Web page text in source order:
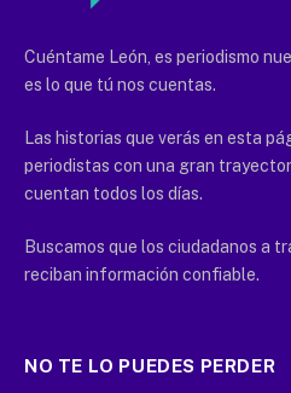
Cuéntame León, es periodismo
es lo que tú nos cuentas.
Las historias que verás en esta
periodistas con una gran
cuentan todos los días.
Buscamos que los ciudadanos a
reciban información confiable.
NO TE LO PUEDES PERDER